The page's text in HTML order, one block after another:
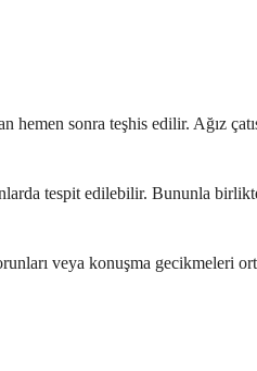
sonra teşhis edilir. Ağız
tespit edilebilir. Bununla
veya konuşma gecikmeleri